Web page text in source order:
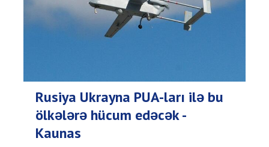
Rusiya Ukrayna PUA-ları ilə bu
ölkələrə hücum edəcək -
Kaunas